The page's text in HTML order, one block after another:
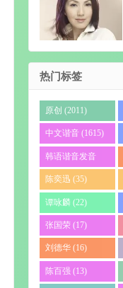
热门标签
原创 (2011)
中文谐音 (1615)
韩语谐音发音
(93)
陈奕迅 (35)
谭咏麟 (22)
张国荣 (17)
刘德华 (16)
陈百强 (13)